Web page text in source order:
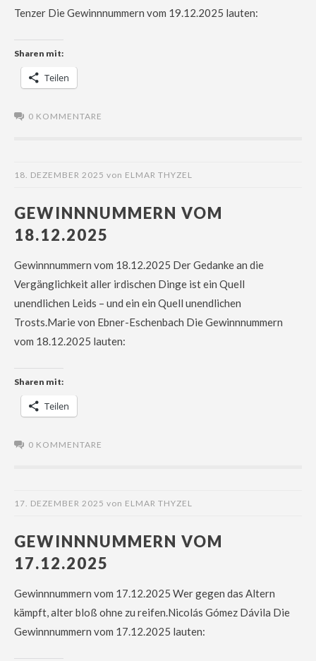
Tenzer Die Gewinnnummern vom 19.12.2025 lauten:
Sharen mit:
Teilen
0 KOMMENTARE
18. DEZEMBER 2025 von ELMAR THYZEL
GEWINNNUMMERN VOM
18.12.2025
Gewinnnummern vom 18.12.2025 Der Gedanke an die
Vergänglichkeit aller irdischen Dinge ist ein Quell
unendlichen Leids – und ein ein Quell unendlichen
Trosts.Marie von Ebner-Eschenbach Die Gewinnnummern
vom 18.12.2025 lauten:
Sharen mit:
Teilen
0 KOMMENTARE
17. DEZEMBER 2025 von ELMAR THYZEL
GEWINNNUMMERN VOM
17.12.2025
Gewinnnummern vom 17.12.2025 Wer gegen das Altern
kämpft, alter bloß ohne zu reifen.Nicolás Gómez Dávila Die
Gewinnnummern vom 17.12.2025 lauten: